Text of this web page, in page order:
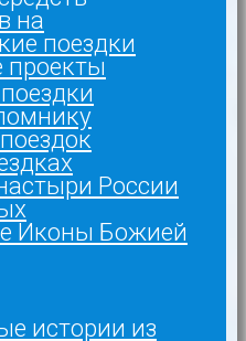
на
поездки
проекты
России
Иконы Божией
истории из